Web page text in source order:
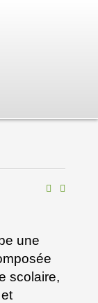
une
scolaire,